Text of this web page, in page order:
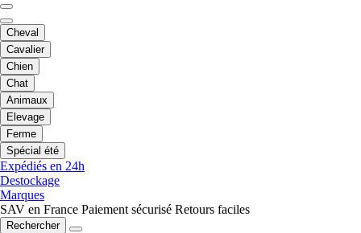
Cheval
Cavalier
Chien
Chat
Animaux
Elevage
Ferme
Spécial été
Expédiés en 24h
Destockage
Marques
SAV en France Paiement sécurisé Retours faciles
Rechercher